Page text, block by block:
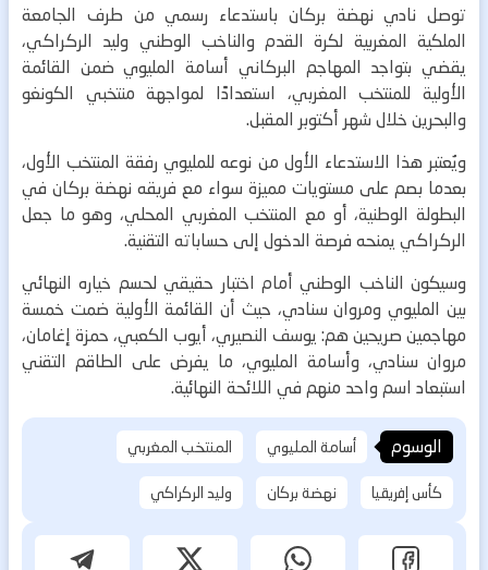
توصل نادي نهضة بركان باستدعاء رسمي من طرف الجامعة
الملكية المغربية لكرة القدم والناخب الوطني وليد الركراكي،
يقضي بتواجد المهاجم البركاني أسامة المليوي ضمن القائمة
الأولية للمنتخب المغربي، استعدادًا لمواجهة منتخبي الكونغو
والبحرين خلال شهر أكتوبر المقبل.
ويُعتبر هذا الاستدعاء الأول من نوعه للمليوي رفقة المنتخب الأول،
بعدما بصم على مستويات مميزة سواء مع فريقه نهضة بركان في
البطولة الوطنية، أو مع المنتخب المغربي المحلي، وهو ما جعل
الركراكي يمنحه فرصة الدخول إلى حساباته التقنية.
وسيكون الناخب الوطني أمام اختبار حقيقي لحسم خياره النهائي
بين المليوي ومروان سنادي، حيث أن القائمة الأولية ضمت خمسة
مهاجمين صريحين هم: يوسف النصيري، أيوب الكعبي، حمزة إغامان،
مروان سنادي، وأسامة المليوي، ما يفرض على الطاقم التقني
استبعاد اسم واحد منهم في اللائحة النهائية.
الوسوم أسامة المليوي
المنتخب المغربي
كأس إفريقيا
نهضة بركان وليد الركراكي